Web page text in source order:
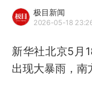
极目新闻
2026-05-18
新华社北京5月
出现大暴雨，南